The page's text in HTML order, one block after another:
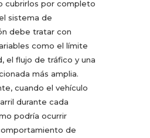
cubrirlos por completo
sistema de
debe tratar con
como el límite
el flujo de tráfico y una
más amplia.
cuando el vehículo
durante cada
podría ocurrir
de